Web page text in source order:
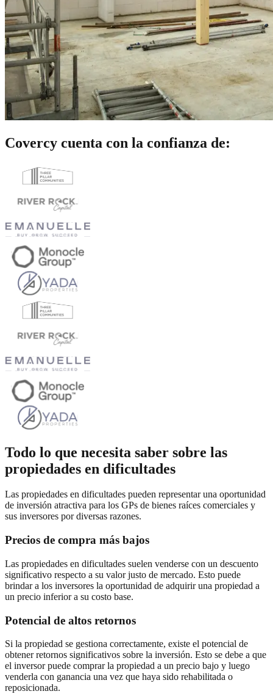
Covercy cuenta con la confianza de:
Todo lo que necesita saber sobre las
propiedades en dificultades
Las propiedades en dificultades pueden representar una oportunidad
de inversión atractiva para los GPs de bienes raíces comerciales y
sus inversores por diversas razones.
Precios de compra más bajos
Las propiedades en dificultades suelen venderse con un descuento
significativo respecto a su valor justo de mercado. Esto puede
brindar a los inversores la oportunidad de adquirir una propiedad a
un precio inferior a su costo base.
Potencial de altos retornos
Si la propiedad se gestiona correctamente, existe el potencial de
obtener retornos significativos sobre la inversión. Esto se debe a que
el inversor puede comprar la propiedad a un precio bajo y luego
venderla con ganancia una vez que haya sido rehabilitada o
reposicionada.